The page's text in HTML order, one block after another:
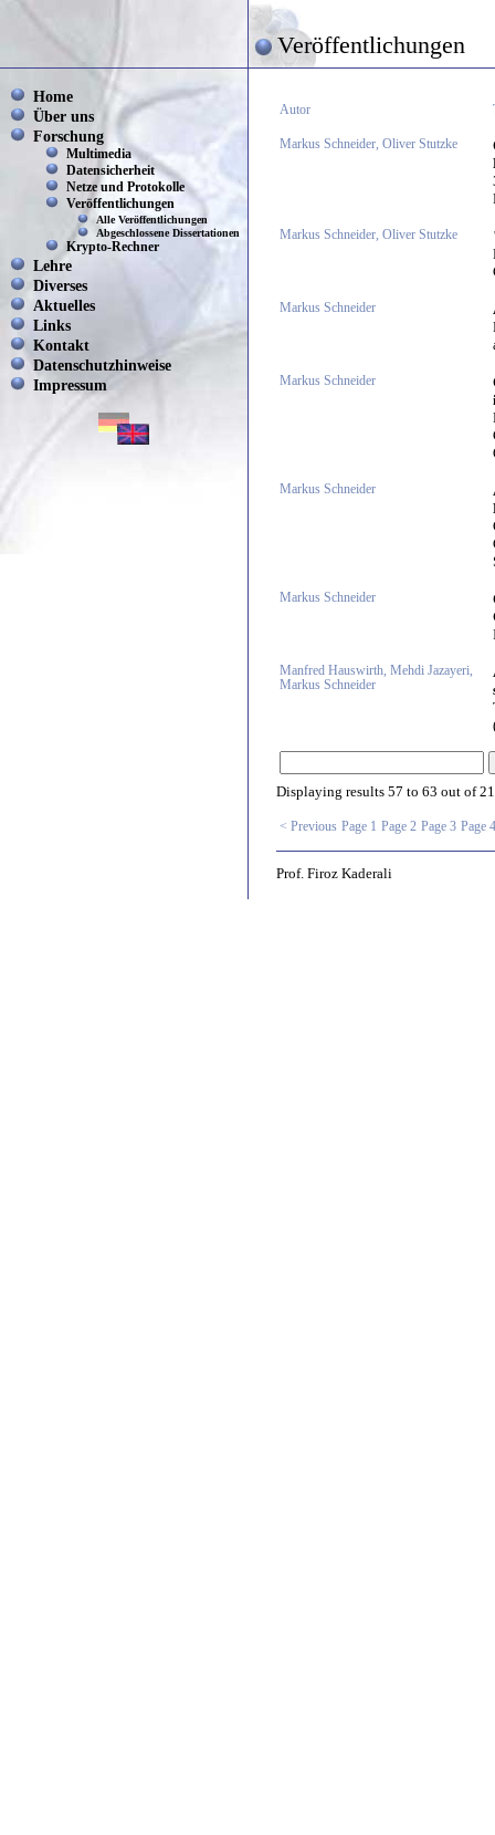
Veröffentlichungen
Home
Über uns
Forschung
Multimedia
Datensicherheit
Netze und Protokolle
Veröffentlichungen
Alle Veröffentlichungen
Abgeschlossene Dissertationen
Krypto-Rechner
Lehre
Diverses
Aktuelles
Links
Kontakt
Datenschutzhinweise
Impressum
Autor
Markus Schneider, Oliver Stutzke
Markus Schneider, Oliver Stutzke
Markus Schneider
Markus Schneider
Markus Schneider
Markus Schneider
Manfred Hauswirth, Mehdi Jazayeri,
Markus Schneider
Displaying results 57 to 63 out of
< Previous Page 1 Page 2 Page 3 Page 4
Prof. Firoz Kaderali